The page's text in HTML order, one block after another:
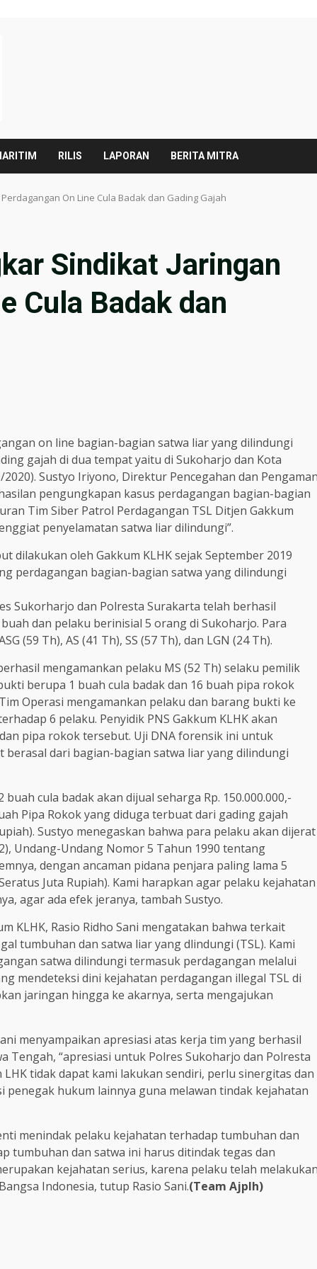
RILIS LAPORAN BERITA MITRA
On Line Cula Badak dan Gading Gajah
Sindikat Jaringan
Cula Badak dan
on line bagian-bagian satwa liar yang dilindungi
gajah di dua tempat yaitu di Sukoharjo dan Kota
Sustyo Iriyono, Direktur Pencegahan dan
pengungkapan kasus perdagangan bagian-bagian
Tim Siber Patrol Perdagangan TSL Ditjen Gakkum
penyelamatan satwa liar dilindungi”.
dilakukan oleh Gakkum KLHK sejak September 2019
perdagangan bagian-bagian satwa yang dilindungi
Sukorharjo dan Polresta Surakarta telah berhasil
dan pelaku berinisial 5 orang di Sukoharjo. Para
(59 Th), AS (41 Th), SS (57 Th), dan LGN (24 Th).
mengamankan pelaku MS (52 Th) selaku pemilik
berupa 1 buah cula badak dan 16 buah pipa rokok
Operasi mengamankan pelaku dan barang bukti ke
6 pelaku. Penyidik PNS Gakkum KLHK akan
pipa rokok tersebut. Uji DNA forensik ini untuk
dari bagian-bagian satwa liar yang dilindungi
cula badak akan dijual seharga Rp. 150.000.000,-
Pipa Rokok yang diduga terbuat dari gading gajah
Sustyo menegaskan bahwa para pelaku akan dijerat
Undang-Undang Nomor 5 Tahun 1990 tentang
dengan ancaman pidana penjara paling lama 5
Juta Rupiah). Kami harapkan agar pelaku kejahatan
agar ada efek jeranya, tambah Sustyo.
KLHK, Rasio Ridho Sani mengatakan bahwa terkait
tumbuhan dan satwa liar yang dlindungi (TSL). Kami
satwa dilindungi termasuk perdagangan melalui
mendeteksi dini kejahatan perdagangan illegal TSL di
jaringan hingga ke akarnya, serta mengajukan
menyampaikan apresiasi atas kerja tim yang berhasil
Tengah, “apresiasi untuk Polres Sukoharjo dan Polresta
tidak dapat kami lakukan sendiri, perlu sinergitas dan
hukum lainnya guna melawan tindak kejahatan
menindak pelaku kejahatan terhadap tumbuhan dan
tumbuhan dan satwa ini harus ditindak tegas dan
kejahatan serius, karena pelaku telah
Indonesia, tutup Rasio Sani.(Team Ajplh)